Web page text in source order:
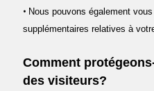
• Nous pouvons également
supplémentaires relatives à
Comment
des visiteurs?